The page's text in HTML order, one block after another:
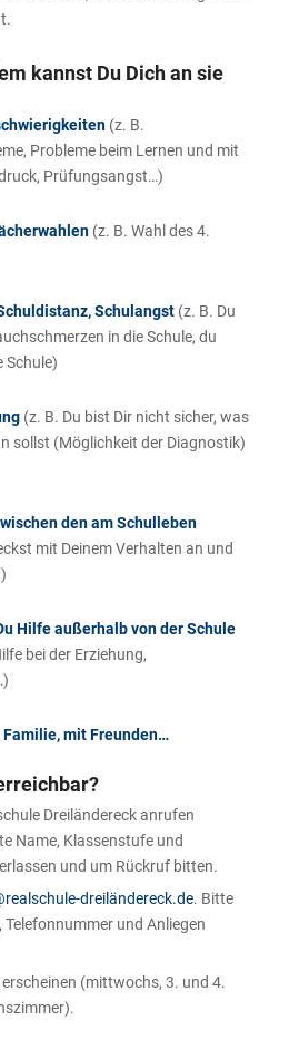
kannst Du Dich an sie
(z. B.
Probleme beim Lernen und mit
Prüfungsangst…)
(z. B. Wahl des 4.
Schulangst(z. B. Du
in die Schule, du
Schule)
(z. B. Du bist Dir nicht sicher, was
sollst (Möglichkeit der Diagnostik)
den am Schulleben
mit Deinem Verhalten an und
Hilfe außerhalb von der Schule
bei der Erziehung,
mit Freunden…
Dreiländereck anrufen
Name, Klassenstufe und
und um Rückruf bitten.
dreiländereck.de. Bitte
und Anliegen
(mittwochs, 3. und 4.